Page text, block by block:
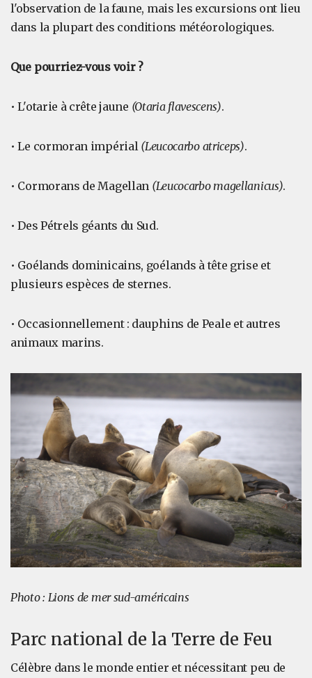
l'observation de la faune, mais les excursions ont lieu
dans la plupart des conditions météorologiques.
Que pourriez-vous voir ?
• L'otarie à crête jaune (Otaria flavescens).
• Le cormoran impérial (Leucocarbo atriceps).
• Cormorans de Magellan (Leucocarbo magellanicus).
• Des Pétrels géants du Sud.
• Goélands dominicains, goélands à tête grise et
plusieurs espèces de sternes.
• Occasionnellement : dauphins de Peale et autres
animaux marins.
Photo : Lions de mer sud-américains
Parc national de la Terre de Feu
Célèbre dans le monde entier et nécessitant peu de